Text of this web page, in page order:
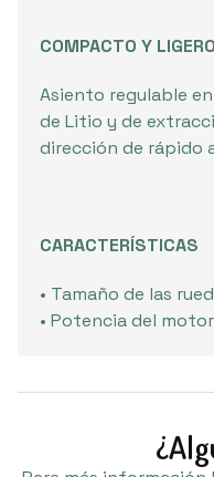
COMPACTO Y LIGERO
Asiento regulable
de Litio y de
dirección de rápido
CARACTERÍSTICAS
• Tamaño de las
• Potencia del